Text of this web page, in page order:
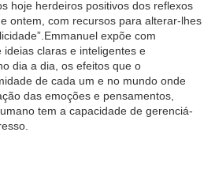
hoje herdeiros positivos dos reflexos
ontem, com recursos para alterar-lhes
expõe com
claras e inteligentes e
dia a dia, os efeitos que o
de cada um e no mundo onde
das emoções e pensamentos,
tem a capacidade de gerenciá-